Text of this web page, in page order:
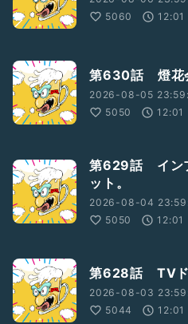
5060
12:01
第630話 燈花
2026-08-05
5050
12:01
第629話 イン
ット。
2026-08-04
5050
12:01
第628話 TVド
2026-08-03
5044
12:01